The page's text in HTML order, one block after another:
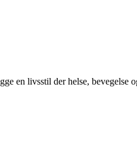
en livsstil der helse, bevegelse